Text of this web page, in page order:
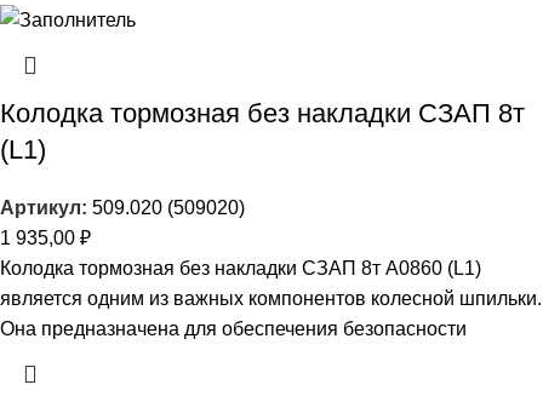
Колодка тормозная без накладки СЗАП 8т
(L1)
Артикул: 509.020 (509020)
1 935,00 ₽
Колодка тормозная без накладки СЗАП 8т A0860 (L1)
является одним из важных компонентов колесной шпильки.
Она предназначена для обеспечения безопасности